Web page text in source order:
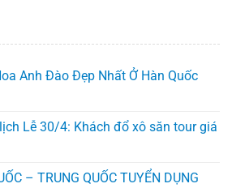
Anh Đào Đẹp Nhất Ở Hàn Quốc
Lễ 30/4: Khách đổ xô săn tour giá
– TRUNG QUỐC TUYỂN DỤNG